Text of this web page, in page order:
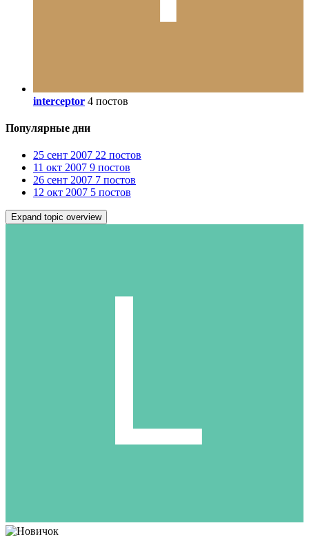
interceptor 4 постов
Популярные дни
25 сент 2007 22 постов
11 окт 2007 9 постов
26 сент 2007 7 постов
12 окт 2007 5 постов
Expand topic overview